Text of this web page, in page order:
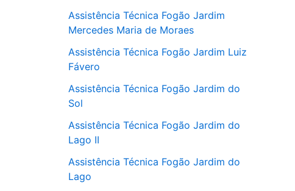
Assistência Técnica Fogão Jardim
Mercedes Maria de Moraes
Assistência Técnica Fogão Jardim Luiz
Fávero
Assistência Técnica Fogão Jardim do
Sol
Assistência Técnica Fogão Jardim do
Lago II
Assistência Técnica Fogão Jardim do
Lago